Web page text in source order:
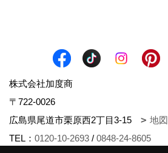
株式会社加度商
〒722-0026
広島県尾道市栗原西2丁目3-15
地図
TEL： 0120-10-2693 / 0848-24-8605